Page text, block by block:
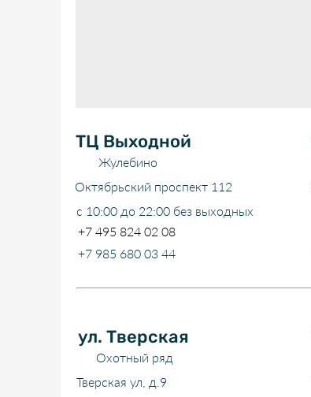
+7 985 680 03 44
+7 495 824 02 08
с 10:00 до 22:00 без выходных
Тверская ул, д.9
Октябрьский проспект 112
Охотный ряд
Жулебино
ул. Тверская
ТЦ Выходной